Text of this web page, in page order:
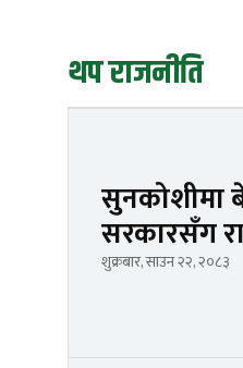
थप राजनीति
सुनकोशीमा
सरकारसँग
शुक्रबार, साउन २२, २०८३